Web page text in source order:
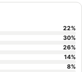
22%
30%
26%
14%
8%